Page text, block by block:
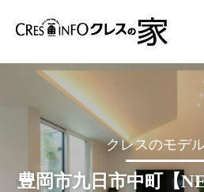
クレスのモデ
豊岡市九日市中町【